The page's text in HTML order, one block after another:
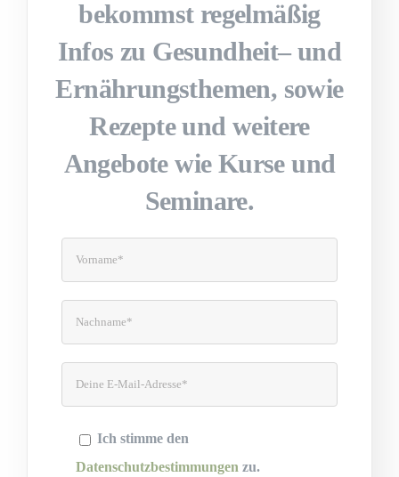
bekommst regelmäßig
Infos zu Gesundheit– und
Ernährungsthemen, sowie
Rezepte und weitere
Angebote wie Kurse und
Seminare.
Ich stimme den
Datenschutzbestimmungenzu.